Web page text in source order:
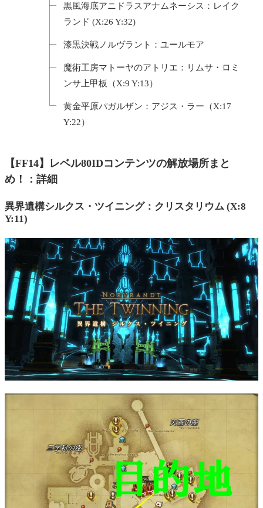
黒風海底アニドラスアナムネーシス：レイク
ランド (X:26 Y:32)
漆黒決戦ノルヴラント：ユールモア
魔術工房マトーヤのアトリエ：リムサ・ロミ
ンサ上甲板（X:9 Y:13）
黄金平原パガルザン：アジス・ラー（X:17
Y:22）
【FF14】レベル80IDコンテンツの解放場所まと
め！：詳細
異界遺構シルクス・ツイニング：クリスタリウム (X:8
Y:11)